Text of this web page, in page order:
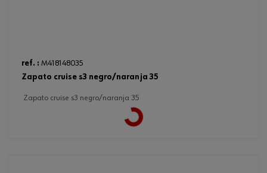
ref. : M418148035
zapato cruise s3 negro/naranja 35
zapato cruise s3 negro/naranja 35